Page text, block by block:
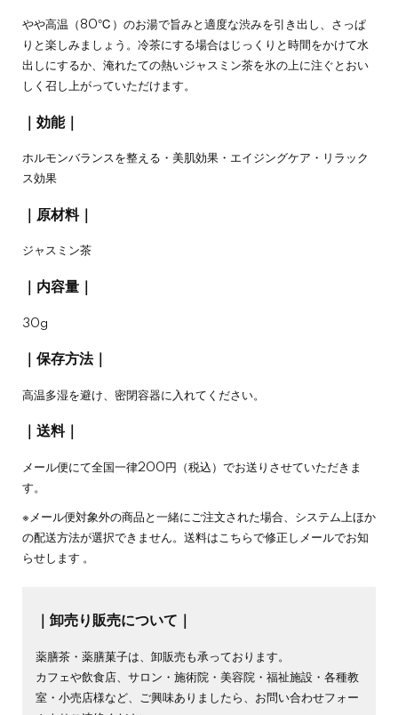
やや高温（80℃）のお湯で旨みと適度な渋みを引き出し、さっぱ
りと楽しみましょう。冷茶にする場合はじっくりと時間をかけて水
出しにするか、淹れたての熱いジャスミン茶を氷の上に注ぐとおい
しく召し上がっていただけます。
｜効能｜
ホルモンバランスを整える・美肌効果・エイジングケア・リラック
ス効果
｜原材料｜
ジャスミン茶
｜内容量｜
30g
｜保存方法｜
高温多湿を避け、密閉容器に入れてください。
｜送料｜
メール便にて全国一律200円（税込）でお送りさせていただきま
す。
※メール便対象外の商品と一緒にご注文された場合、システム上ほか
の配送方法が選択できません。送料はこちらで修正しメールでお知
らせします 。
｜卸売り販売について｜
薬膳茶・薬膳菓子は、卸販売も承っております。
カフェや飲食店、サロン・施術院・美容院・福祉施設・各種教
室・小売店様など、ご興味ありましたら、 お問い合わせフォー